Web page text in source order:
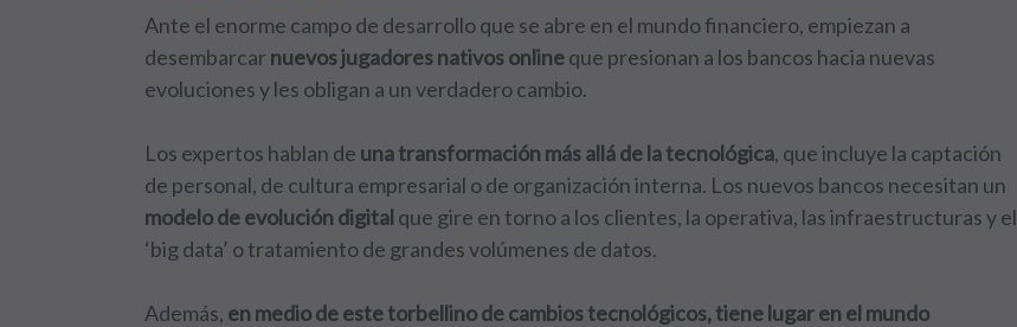
Ante el enorme campo de desarrollo que se abre en el mundo financiero, empiezan a
desembarcarnuevos jugadores nativos onlineque presionan a los bancos hacia nuevas
evoluciones y les obligan a un verdadero cambio.
Los expertos hablan de una transformación más allá de la tecnológica, que incluye la captación
de personal, de cultura empresarial o de organización interna. Los nuevos bancos necesitan un
modelo de evolución digital que gire en torno a los clientes, la operativa, las infraestructuras y el
‘big data’ o tratamiento de grandes volúmenes de datos.
Además, en medio de este torbellino de cambios tecnológicos, tiene lugar en el mundo